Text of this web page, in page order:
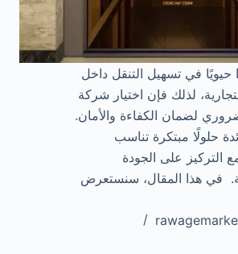
حيويًا في تسهيل التنقل داخل
لذلك فإن اختيار شركة
لضمان الكفاءة والأمان.
حلولًا مبتكرة تناسب
التركيز على الجودة
في هذا المقال، سنستعرض